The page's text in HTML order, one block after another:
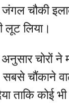
चौकी
लूट लिया।
चोरों ने
चौंकाने
ताकि कोई